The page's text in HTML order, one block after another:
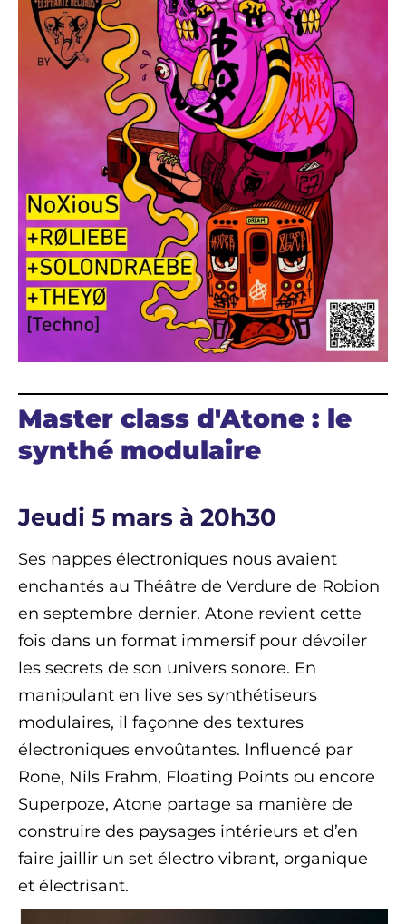
Master class d'Atone : le
synthé modulaire
Jeudi 5 mars à 20h30
Ses nappes électroniques nous avaient
enchantés au Théâtre de Verdure de Robion
en septembre dernier. Atone revient cette
fois dans un format immersif pour dévoiler
les secrets de son univers sonore. En
manipulant en live ses synthétiseurs
modulaires, il façonne des textures
électroniques envoûtantes. Influencé par
Rone, Nils Frahm, Floating Points ou encore
Superpoze, Atone partage sa manière de
construire des paysages intérieurs et d’en
faire jaillir un set électro vibrant, organique
et électrisant.